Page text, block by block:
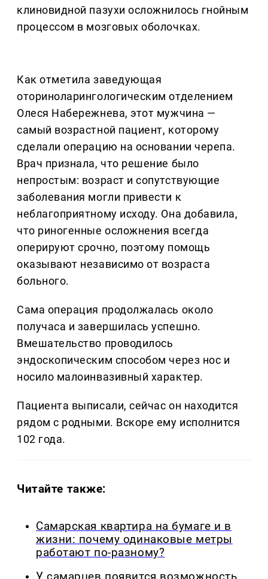
клиновидной пазухи осложнилось гнойным
процессом в мозговых оболочках.
Как отметила заведующая
оториноларингологическим отделением
Олеся Набережнева, этот мужчина —
самый возрастной пациент, которому
сделали операцию на основании черепа.
Врач признала, что решение было
непростым: возраст и сопутствующие
заболевания могли привести к
неблагоприятному исходу. Она добавила,
что риногенные осложнения всегда
оперируют срочно, поэтому помощь
оказывают независимо от возраста
больного.
Сама операция продолжалась около
получаса и завершилась успешно.
Вмешательство проводилось
эндоскопическим способом через нос и
носило малоинвазивный характер.
Пациента выписали, сейчас он находится
рядом с родными. Вскоре ему исполнится
102 года.
Читайте также:
Самарская квартира на бумаге и в
жизни: почему одинаковые метры
работают по-разному?